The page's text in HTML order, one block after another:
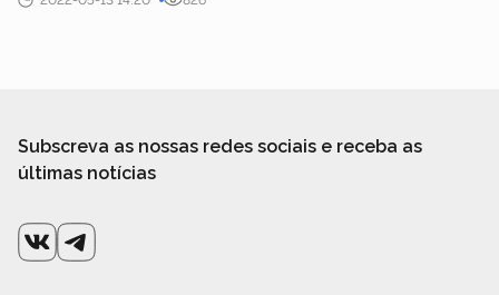
Subscreva as nossas redes sociais e receba as
últimas notícias